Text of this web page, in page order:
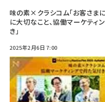
味の素×クラシコム「お客さま
に大切なこと、協働マーケティ
き」
2025年2月6日 7:00